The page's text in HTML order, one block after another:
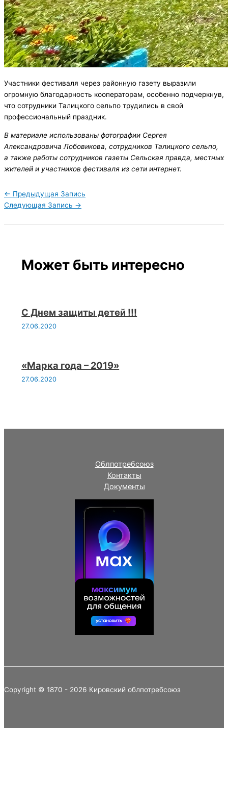
Участники фестиваля через районную газету выразили
огромную благодарность кооператорам, особенно подчеркнув,
что сотрудники Талицкого сельпо трудились в свой
профессиональный праздник.
В материале использованы фотографии Сергея
Александровича Лобовикова, сотрудников Талицкого сельпо,
а также работы сотрудников газеты Сельская правда, местных
жителей и участников фестиваля из сети интернет.
← Предыдущая Запись
Следующая Запись →
Может быть интересно
С Днем защиты детей !!!
27.06.2020
«Марка года – 2019»
27.06.2020
Облпотребсоюз
Контакты
Документы
Copyright © 1870 - 2026 Кировский облпотребсоюз